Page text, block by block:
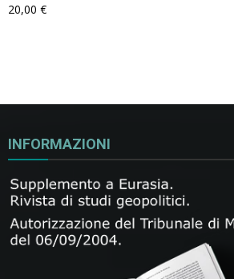
20,00 €
INFORMAZIONI